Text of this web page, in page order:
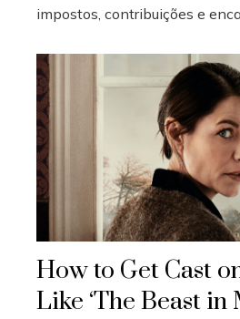
impostos, contribuições e
How to Get Cast
Like ‘The Beast in